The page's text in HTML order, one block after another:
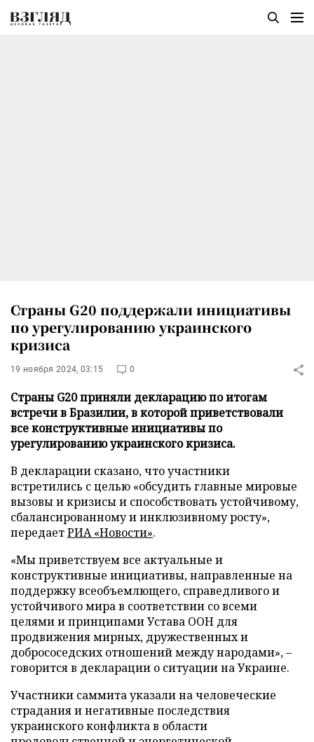
Страны G20 поддержали инициативы
по урегулированию украинского
кризиса
19 ноября 2024, 03:15 0
Страны G20 приняли декларацию по итогам
встречи в Бразилии, в которой приветствовали
все конструктивные инициативы по
урегулированию украинского кризиса.
В декларации сказано, что участники
встретились с целью «обсудить главные мировые
вызовы и кризисы и способствовать устойчивому,
сбалансированному и инклюзивному росту»,
передаетРИА «Новости».
«Мы приветствуем все актуальные и
конструктивные инициативы, направленные на
поддержку всеобъемлющего, справедливого и
устойчивого мира в соответствии со всеми
целями и принципами Устава ООН для
продвижения мирных, дружественных и
добрососедских отношений между народами», –
говорится в декларации о ситуации на Украине.
Участники саммита указали на человеческие
страдания и негативные последствия
украинского конфликта в области